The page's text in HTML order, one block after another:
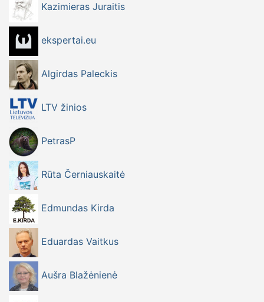
Kazimieras Juraitis
ekspertai.eu
Algirdas Paleckis
LTV žinios
PetrasP
Rūta Černiauskaitė
Edmundas Kirda
Eduardas Vaitkus
Aušra Blažėnienė